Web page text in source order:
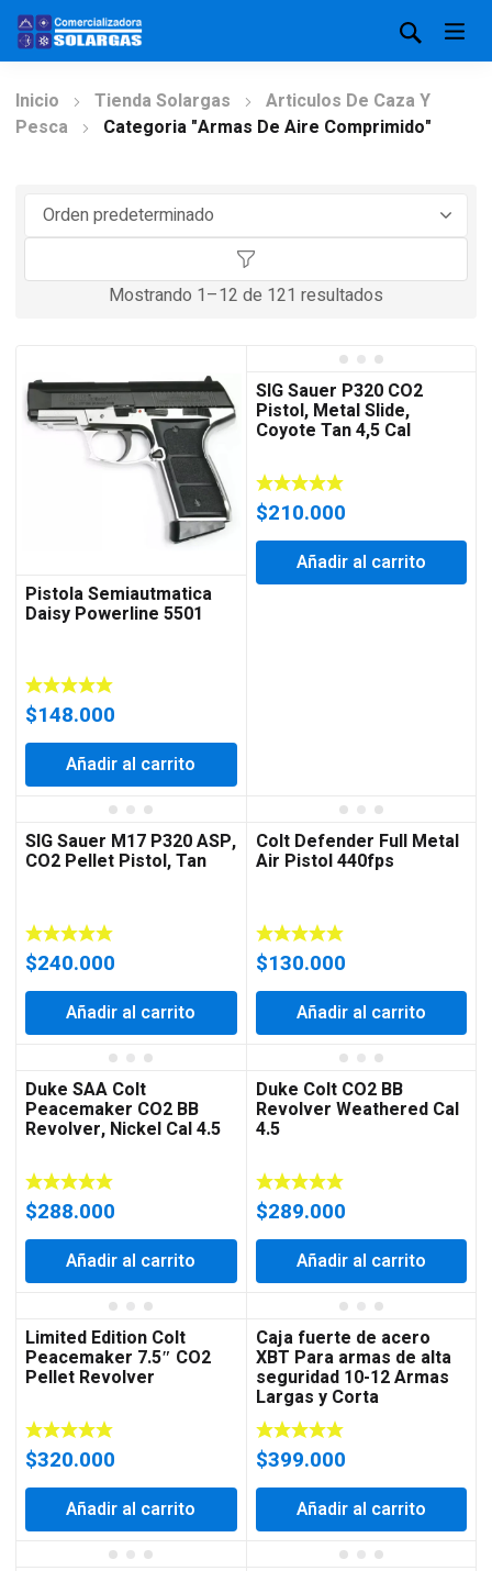
Inicio Tienda Solargas
Articulos De Caza Y
Pesca
Categoria "Armas De Aire Comprimido"
Mostrando 1–12 de 121 resultados
Pistola Semiautmatica
Daisy Powerline 5501
$148.000
Añadir al carrito
SIG Sauer P320 CO2
Pistol, Metal Slide,
Coyote Tan 4,5 Cal
$210.000
Añadir al carrito
SIG Sauer M17 P320 ASP,
CO2 Pellet Pistol, Tan
$240.000
Añadir al carrito
Colt Defender Full Metal
Air Pistol 440fps
$130.000
Añadir al carrito
Duke SAA Colt
Peacemaker CO2 BB
Revolver, Nickel Cal 4.5
$288.000
Añadir al carrito
Duke Colt CO2 BB
Revolver Weathered Cal
4.5
$289.000
Añadir al carrito
Limited Edition Colt
Peacemaker 7.5″ CO2
Pellet Revolver
$320.000
Añadir al carrito
Caja fuerte de acero
XBT Para armas de alta
seguridad 10-12 Armas
Largas y Corta
$399.000
Añadir al carrito